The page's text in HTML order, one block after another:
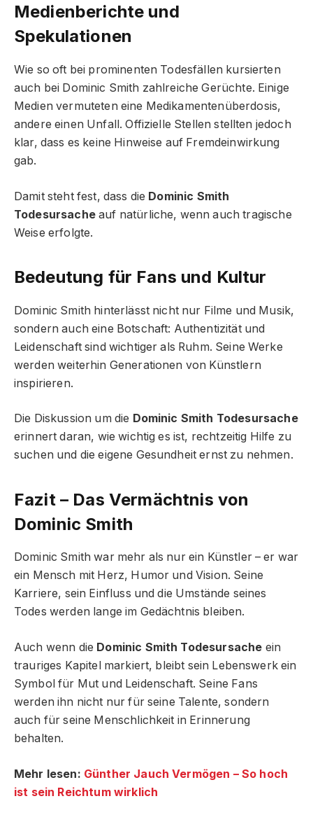
Medienberichte und
Spekulationen
Wie so oft bei prominenten Todesfällen kursierten
auch bei Dominic Smith zahlreiche Gerüchte. Einige
Medien vermuteten eine Medikamentenüberdosis,
andere einen Unfall. Offizielle Stellen stellten jedoch
klar, dass es keine Hinweise auf Fremdeinwirkung
gab.
Damit steht fest, dass die Dominic Smith
Todesursacheauf natürliche, wenn auch tragische
Weise erfolgte.
Bedeutung für Fans und Kultur
Dominic Smith hinterlässt nicht nur Filme und Musik,
sondern auch eine Botschaft: Authentizität und
Leidenschaft sind wichtiger als Ruhm. Seine Werke
werden weiterhin Generationen von Künstlern
inspirieren.
Die Diskussion um die Dominic Smith Todesursache
erinnert daran, wie wichtig es ist, rechtzeitig Hilfe zu
suchen und die eigene Gesundheit ernst zu nehmen.
Fazit – Das Vermächtnis von
Dominic Smith
Dominic Smith war mehr als nur ein Künstler – er war
ein Mensch mit Herz, Humor und Vision. Seine
Karriere, sein Einfluss und die Umstände seines
Todes werden lange im Gedächtnis bleiben.
Auch wenn die Dominic Smith Todesursache ein
trauriges Kapitel markiert, bleibt sein Lebenswerk ein
Symbol für Mut und Leidenschaft. Seine Fans
werden ihn nicht nur für seine Talente, sondern
auch für seine Menschlichkeit in Erinnerung
behalten.
Mehr lesen: Günther Jauch Vermögen – So hoch
ist sein Reichtum wirklich